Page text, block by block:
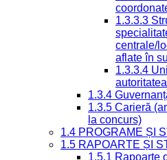
1.3.3.3
centrale/
aflate în
1.3.3.4
1.3.4
1.3.5 Carieră
la concurs)
1.4 PROGRAME ȘI
1.5 RAPOARTE ȘI
1.5.1 Rapoarte